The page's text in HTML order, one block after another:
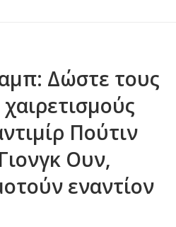
Δώστε τους
Πούτιν
Ουν,
εναντίον